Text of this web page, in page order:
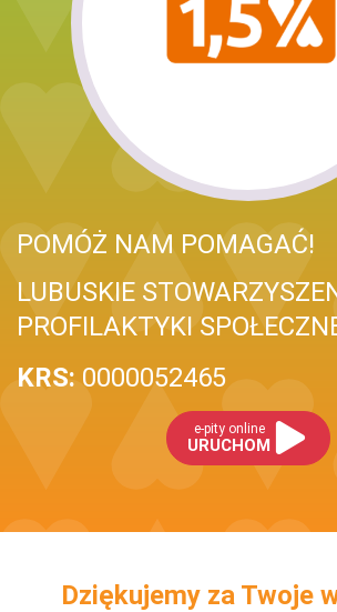
POMÓŻ NAM POMAGAĆ!
LUBUSKIE
PROFILAKTYKI
KRS: 0000052465
e-pity online
URUCHOM
Dziękujemy za Twoje